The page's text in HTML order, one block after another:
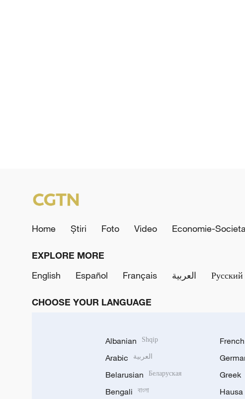
Home Știri Foto Video Economie-
EXPLORE MORE
English
Español Français العربية Русский
CHOOSE YOUR LANGUAGE
Albanian Shqip
Arabic العربية
Belarusian Беларуская
Bengali বাংলা
French
Greek
Hausa